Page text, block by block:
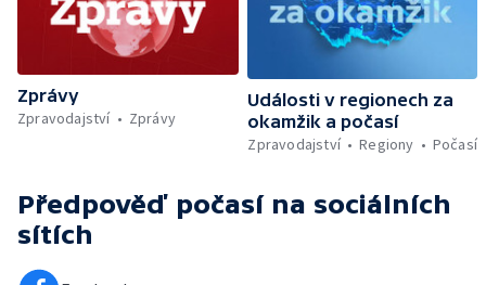
Zprávy
Zpravodajství
Zprávy
Události v regionech za
okamžik a počasí
Zpravodajství
Regiony Počasí
Předpověď počasí na sociálních
sítích